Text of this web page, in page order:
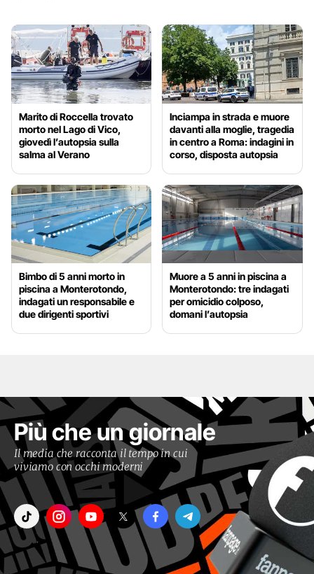
Marito di Roccella trovato
morto nel Lago di Vico,
giovedì l’autopsia sulla
salma al Verano
Inciampa in strada e muore
davanti alla moglie, tragedia
in centro a Roma: indagini in
corso, disposta autopsia
Bimbo di 5 anni morto in
piscina a Monterotondo,
indagati un responsabile e
due dirigenti sportivi
Muore a 5 anni in piscina a
Monterotondo: tre indagati
per omicidio colposo,
domani l’autopsia
Più che un giornale
Il media che racconta il tempo in cui
viviamo con occhi moderni